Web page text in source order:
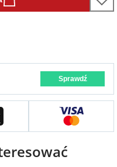
Sprawdź